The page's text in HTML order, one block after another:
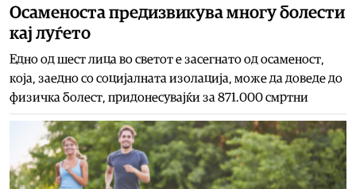
Осаменоста предизвикува многу болести
кај луѓето
Едно од шест лица во светот е засегнато од осаменост,
која, заедно со социјалната изолација, може да доведе до
физичка болест, придонесувајќи за 871.000 смртни